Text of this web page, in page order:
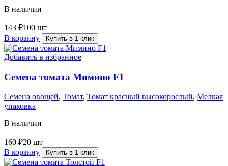
В наличии
143 ₽100 шт
В корзину
Купить в 1 клик
Добавить в избранное
Семена томата Мимино F1
Семена овощей, Томат, Томат красный высокорослый, Мелкая
упаковка
В наличии
160 ₽20 шт
В корзину
Купить в 1 клик